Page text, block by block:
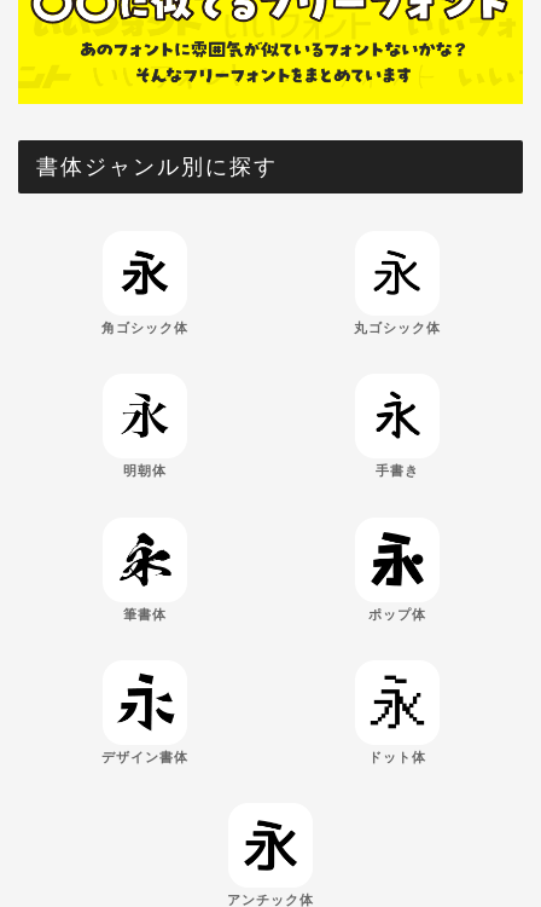
書体ジャンル別に探す
角ゴシック体 丸ゴシック体
明朝体 手書き
筆書体 ポップ体
デザイン書体 ドット体
アンチック体